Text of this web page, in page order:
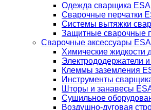
Одежда сварщика
Сварочные перчатки
Системы вытяжки
Защитные сварочные
Сварочные аксессуары
Химические жидкости
Электрододержатели
Клеммы заземления
Инструменты
Шторы и занавесы
Сушильное
Воздушно-дуговая